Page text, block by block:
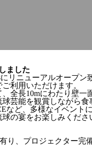
ました
リニューアルオープン
利用いただけます。
全長10mにわたり壁一
芸能を観賞しながら
ど、多様なイベント
の宴をお楽しみくださ
り、プロジェクター完